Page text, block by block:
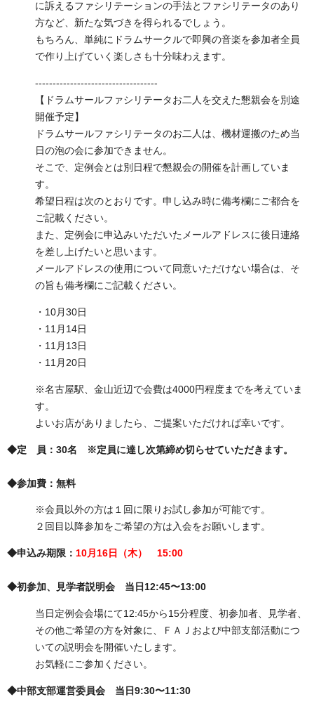
に訴えるファシリテーションの手法とファシリテータのあり
方など、新たな気づきを得られるでしょう。
もちろん、単純にドラムサークルで即興の音楽を参加者全員
で作り上げていく楽しさも十分味わえます。
-----------------------------------
【ドラムサールファシリテータお二人を交えた懇親会を別途
開催予定】
ドラムサールファシリテータのお二人は、機材運搬のため当
日の泡の会に参加できません。
そこで、定例会とは別日程で懇親会の開催を計画していま
す。
希望日程は次のとおりです。申し込み時に備考欄にご都合を
ご記載ください。
また、定例会に申込みいただいたメールアドレスに後日連絡
を差し上げたいと思います。
メールアドレスの使用について同意いただけない場合は、そ
の旨も備考欄にご記載ください。
・10月30日
・11月14日
・11月13日
・11月20日
※名古屋駅、金山近辺で会費は4000円程度までを考えていま
す。
よいお店がありましたら、ご提案いただければ幸いです。
◆定 員：30名 ※定員に達し次第締め切らせていただきます。
◆参加費：無料
※会員以外の方は１回に限りお試し参加が可能です。
２回目以降参加をご希望の方は入会をお願いします。
◆申込み期限： 10月 16日（木） 15:00
◆初参加、見学者説明会 当日12:45〜13:00
当日定例会会場にて12:45から15分程度、初参加者、見学者、
その他ご希望の方を対象に、ＦＡＪおよび中部支部活動につ
いての説明会を開催いたします。
お気軽にご参加ください。
◆中部支部運営委員会 当日9:30〜11:30